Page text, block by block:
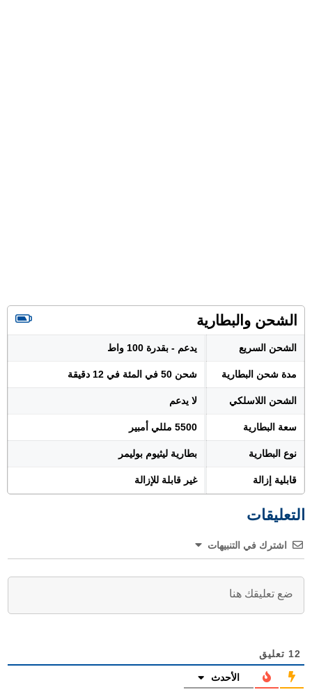
الشحن والبطارية
الشحن السريع يدعم - بقدرة 100 واط
مدة شحن البطارية شحن 50 في المئة في 12 دقيقة
الشحن اللاسلكي لا يدعم
سعة البطارية 5500 مللي أمبير
نوع البطارية بطارية ليثيوم بوليمر
قابلية إزالة غير قابلة للإزالة
التعليقات
اشترك في التنبيهات
12 تعليق
الأحدث